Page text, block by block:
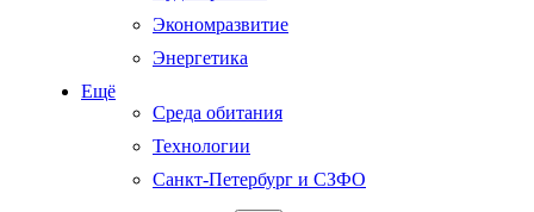
Экономразвитие
Энергетика
Ещё
Среда обитания
Технологии
Санкт-Петербург и СЗФО